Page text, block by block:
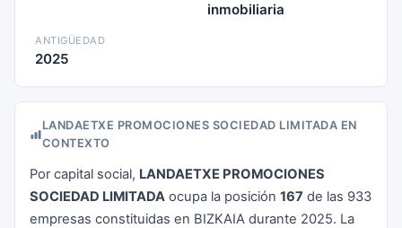
inmobiliaria
ANTIGÜEDAD
2025
LANDAETXE PROMOCIONES SOCIEDAD LIMITADA EN
CONTEXTO
Por capital social, LANDAETXE PROMOCIONES
SOCIEDAD LIMITADA ocupa la posición 167 de las 933
empresas constituidas en BIZKAIA durante 2025. La